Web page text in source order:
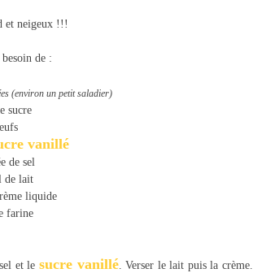
et neigeux !!!
de :
(environ un petit saladier)
sucre
vanillé
de sel
de lait
liquide
farine
et le sucre vanillé. Verser le lait puis la crème.